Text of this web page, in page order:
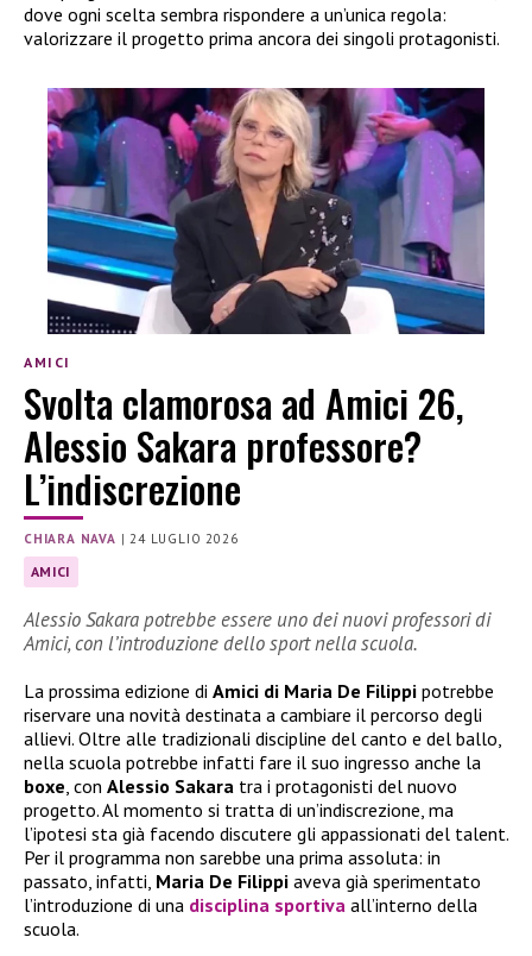
dove ogni scelta sembra rispondere a un’unica regola:
valorizzare il progetto prima ancora dei singoli protagonisti.
AMICI
Svolta clamorosa ad Amici 26,
Alessio Sakara professore?
L’indiscrezione
CHIARA NAVA |24 LUGLIO 2026
AMICI
Alessio Sakara potrebbe essere uno dei nuovi professori di
Amici, con l’introduzione dello sport nella scuola.
La prossima edizione di Amici di Maria De Filippi potrebbe
riservare una novità destinata a cambiare il percorso degli
allievi. Oltre alle tradizionali discipline del canto e del ballo,
nella scuola potrebbe infatti fare il suo ingresso anche la
boxe , con Alessio Sakara tra i protagonisti del nuovo
progetto. Al momento si tratta di un’indiscrezione, ma
l’ipotesi sta già facendo discutere gli appassionati del talent.
Per il programma non sarebbe una prima assoluta: in
passato, infatti, Maria De Filippi aveva già sperimentato
l’introduzione di una disciplina sportiva all’interno della
scuola.